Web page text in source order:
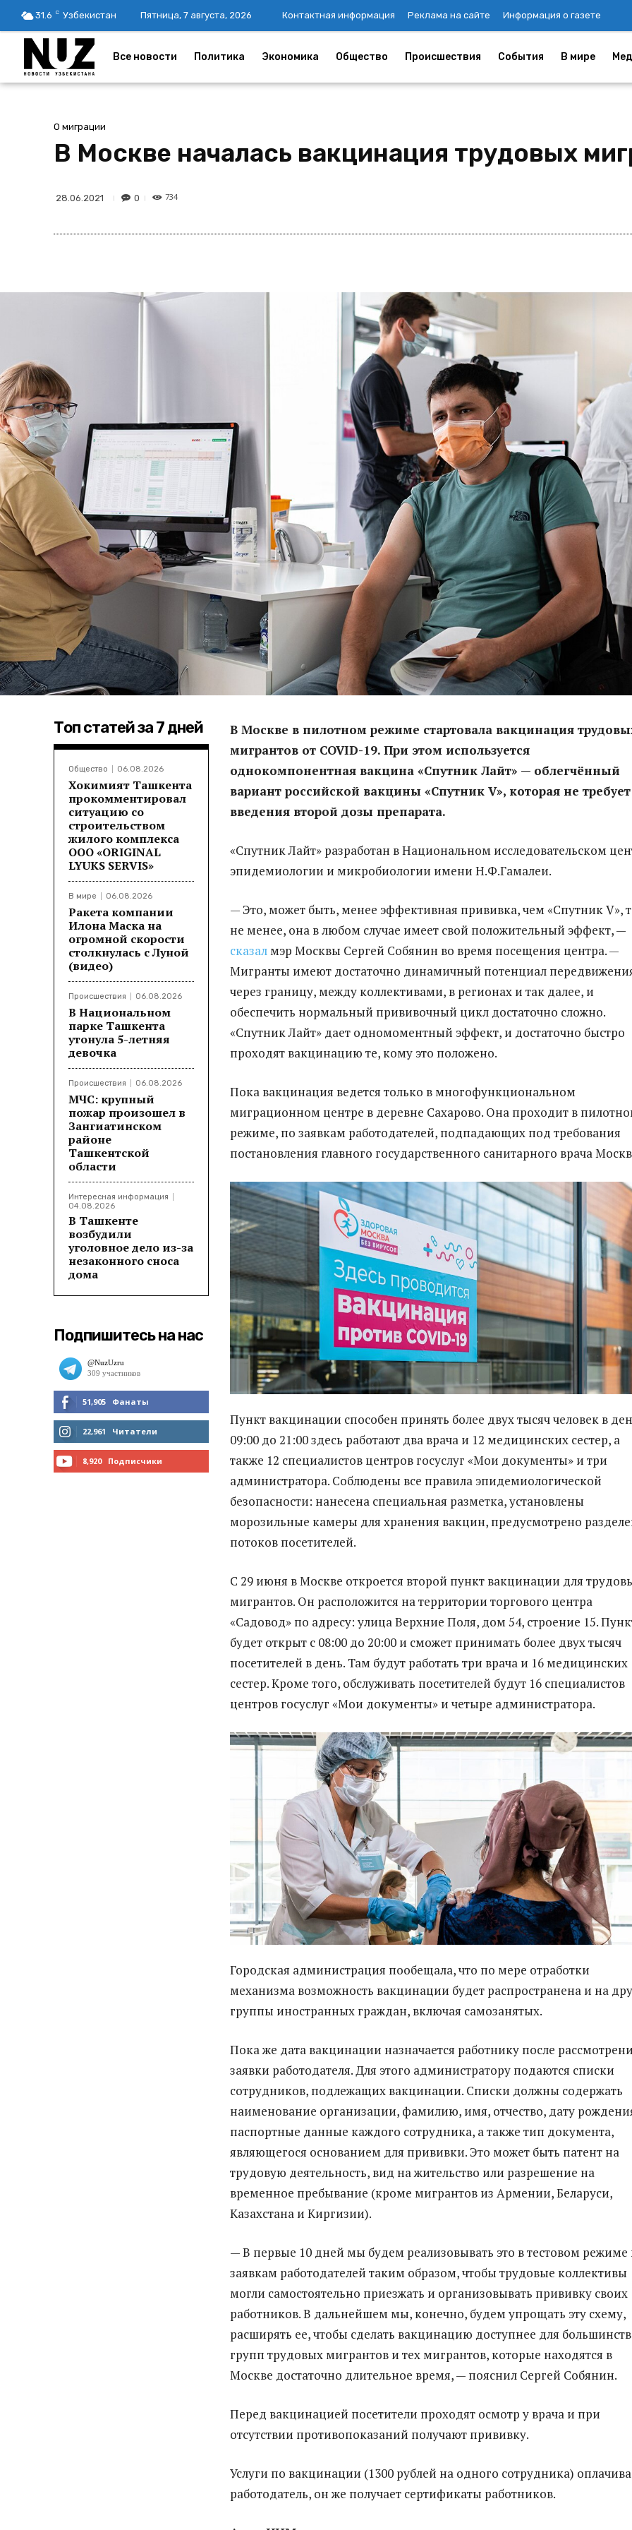
31.6 C Узбекистан Пятница, 7 августа, 2026 Контактная информация Реклама на сайте Информация о газете
Все новости Политика Экономика Общество Происшествия События В мире
О миграции
В Москве началась вакцинация трудовых
28.06.2021 0 734
Топ статей за 7 дней
Общество 06.08.2026
Хокимият Ташкента
прокомментировал
ситуацию со
строительством
жилого комплекса
ООО «ORIGINAL
LYUKS SERVIS»
В мире 06.08.2026
Ракета компании
Илона Маска на
огромной скорости
столкнулась с Луной
(видео)
Происшествия 06.08.2026
В Национальном
парке Ташкента
утонула 5-летняя
девочка
Происшествия 06.08.2026
МЧС: крупный
пожар произошел в
Зангиатинском
районе
Ташкентской
области
Интересная информация
04.08.2026
В Ташкенте
возбудили
уголовное дело из-за
незаконного сноса
дома
Подпишитесь на нас
51,905 Фанаты
МНЕ НРАВИТСЯ
22,961 Читатели
8,920 Подписчики
В Москве в пилотном режиме стартовала вакцинация
мигрантов от COVID-19. При этом используется
однокомпонентная вакцина «Спутник Лайт» — облегчённый
вариант российской вакцины «Спутник V», которая не требует
введения второй дозы препарата.
«Спутник Лайт» разработан в Национальном исследовательском
эпидемиологии и микробиологии имени Н.Ф.Гамалеи.
— Это, может быть, менее эффективная прививка, чем «Спутник V»,
не менее, она в любом случае имеет свой положительный эффект, —
сказал мэр Москвы Сергей Собянин во время посещения центра. —
Мигранты имеют достаточно динамичный потенциал
через границу, между коллективами, в регионах и так далее, и
обеспечить нормальный прививочный цикл достаточно сложно.
«Спутник Лайт» дает одномоментный эффект, и достаточно быстро
проходят вакцинацию те, кому это положено.
Пока вакцинация ведется только в многофункциональном
миграционном центре в деревне Сахарово. Она проходит в
режиме, по заявкам работодателей, подпадающих под требования
постановления главного государственного санитарного врача
Пункт вакцинации способен принять более двух тысяч человек в
09:00 до 21:00 здесь работают два врача и 12 медицинских сестер, а
также 12 специалистов центров госуслуг «Мои документы» и три
администратора. Соблюдены все правила эпидемиологической
безопасности: нанесена специальная разметка, установлены
морозильные камеры для хранения вакцин, предусмотрено
потоков посетителей.
С 29 июня в Москве откроется второй пункт вакцинации для
мигрантов. Он расположится на территории торгового центра
«Садовод» по адресу: улица Верхние Поля, дом 54, строение 15.
будет открыт с 08:00 до 20:00 и сможет принимать более двух тысяч
посетителей в день. Там будут работать три врача и 16 медицинских
сестер. Кроме того, обслуживать посетителей будут 16 специалистов
центров госуслуг «Мои документы» и четыре администратора.
Городская администрация пообещала, что по мере отработки
механизма возможность вакцинации будет распространена и на
группы иностранных граждан, включая самозанятых.
Пока же дата вакцинации назначается работнику после
заявки работодателя. Для этого администратору подаются списки
сотрудников, подлежащих вакцинации. Списки должны содержать
наименование организации, фамилию, имя, отчество, дату
паспортные данные каждого сотрудника, а также тип документа,
являющегося основанием для прививки. Это может быть патент на
трудовую деятельность, вид на жительство или разрешение на
временное пребывание (кроме мигрантов из Армении, Беларуси,
Казахстана и Киргизии).
— В первые 10 дней мы будем реализовывать это в тестовом режиме
заявкам работодателей таким образом, чтобы трудовые коллективы
могли самостоятельно приезжать и организовывать прививку своих
работников. В дальнейшем мы, конечно, будем упрощать эту схему,
расширять ее, чтобы сделать вакцинацию доступнее для
групп трудовых мигрантов и тех мигрантов, которые находятся в
Москве достаточно длительное время, — пояснил Сергей Собянин.
Перед вакцинацией посетители проходят осмотр у врача и при
отсутствии противопоказаний получают прививку.
Услуги по вакцинации (1300 рублей на одного сотрудника)
работодатель, он же получает сертификаты работников.